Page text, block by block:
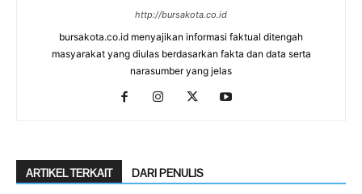
http://bursakota.co.id
bursakota.co.id menyajikan informasi faktual ditengah
masyarakat yang diulas berdasarkan fakta dan data serta
narasumber yang jelas
ARTIKEL TERKAIT DARI PENULIS